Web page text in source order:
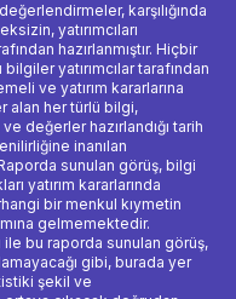
karşılığında
yatırımcıları
hazırlanmıştır. Hiçbir
yatırımcılar tarafından
ve yatırım kararlarına
alan her türlü bilgi,
değerler hazırlandığı tarih
inanılan
sunulan görüş, bilgi
yatırım kararlarında
bir menkul kıymetin
gelmemektedir.
ile bu raporda sunulan görüş,
gibi, burada yer
şekil ve